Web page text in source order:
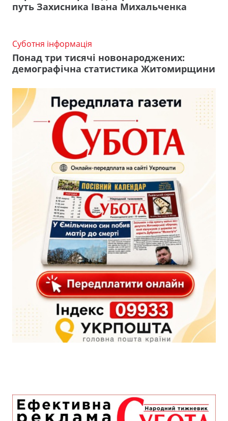
путь Захисника Івана Михальченка
Суботня інформація
Понад три тисячі новонароджених:
демографічна статистика Житомирщини